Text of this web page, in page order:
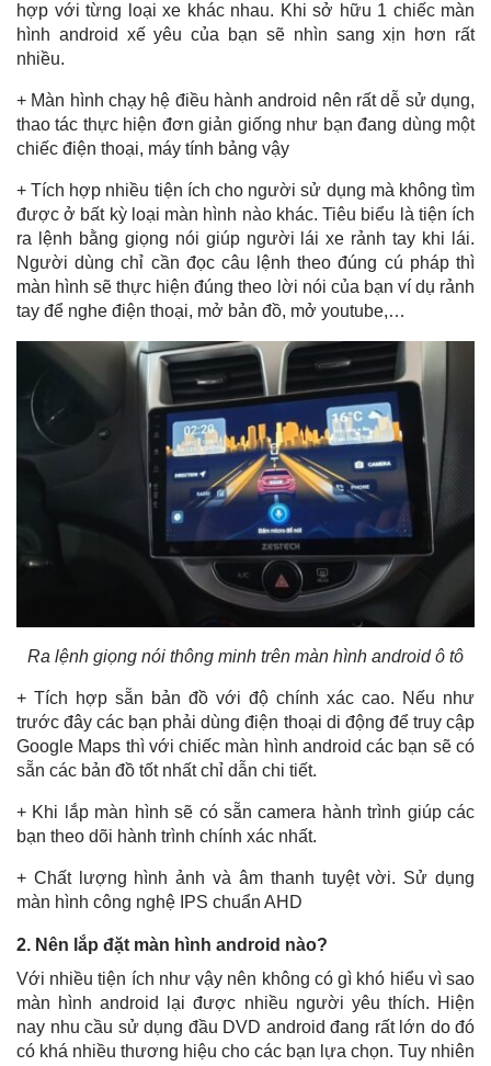
hợp với từng loại xe khác nhau. Khi sở hữu 1 chiếc màn
hình android xế yêu của bạn sẽ nhìn sang xịn hơn rất
nhiều.
+ Màn hình chạy hệ điều hành android nên rất dễ sử dụng,
thao tác thực hiện đơn giản giống như bạn đang dùng một
chiếc điện thoại, máy tính bảng vậy
+ Tích hợp nhiều tiện ích cho người sử dụng mà không tìm
được ở bất kỳ loại màn hình nào khác. Tiêu biểu là tiện ích
ra lệnh bằng giọng nói giúp người lái xe rảnh tay khi lái.
Người dùng chỉ cần đọc câu lệnh theo đúng cú pháp thì
màn hình sẽ thực hiện đúng theo lời nói của bạn ví dụ rảnh
tay để nghe điện thoại, mở bản đồ, mở youtube,…
Ra lệnh giọng nói thông minh trên màn hình android ô tô
+ Tích hợp sẵn bản đồ với độ chính xác cao. Nếu như
trước đây các bạn phải dùng điện thoại di động để truy cập
Google Maps thì với chiếc màn hình android các bạn sẽ có
sẵn các bản đồ tốt nhất chỉ dẫn chi tiết.
+ Khi lắp màn hình sẽ có sẵn camera hành trình giúp các
bạn theo dõi hành trình chính xác nhất.
+ Chất lượng hình ảnh và âm thanh tuyệt vời. Sử dụng
màn hình công nghệ IPS chuẩn AHD
2. Nên lắp đặt màn hình android nào?
Với nhiều tiện ích như vậy nên không có gì khó hiểu vì sao
màn hình android lại được nhiều người yêu thích. Hiện
nay nhu cầu sử dụng đầu DVD android đang rất lớn do đó
có khá nhiều thương hiệu cho các bạn lựa chọn. Tuy nhiên